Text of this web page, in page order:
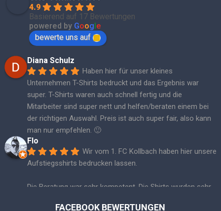
4.9
Basierend auf 17 Bewertungen
powered by Google
bewerte uns auf
Diana Schulz
Haben hier für unser kleines
Unternehmen T-Shirts bedruckt und das Ergebnis war
super. T-Shirts waren auch schnell fertig und die
Mitarbeiter sind super nett und helfen/beraten einem bei
der richtigen Auswahl. Preis ist auch super fair, also kann
man nur empfehlen. 🙂
Flo
Wir vom 1. FC Kollbach haben hier unsere
Aufstiegsshirts bedrucken lassen.
Die Beratung war sehr kompetent. Die Shirts wurden sehr
FACEBOOK BEWERTUNGEN